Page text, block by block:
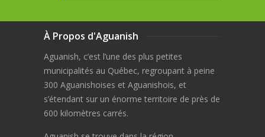
À Propos d'Aguanish
Aguanish, c’est l’une des plus petites
municipalités au Québec, regroupant à peine
300 Aguanishoises et Aguanishois, et
s’étendant sur un énorme territoire de près de
600 kilomètres carrés.